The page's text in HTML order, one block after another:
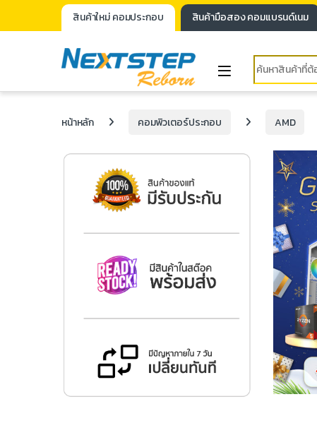
สินค้าใหม่ คอมประกอบ สินค้ามือสอง คอมแบรนด์เนม
หน้าหลัก คอมพิวเตอร์ประกอบ AMD